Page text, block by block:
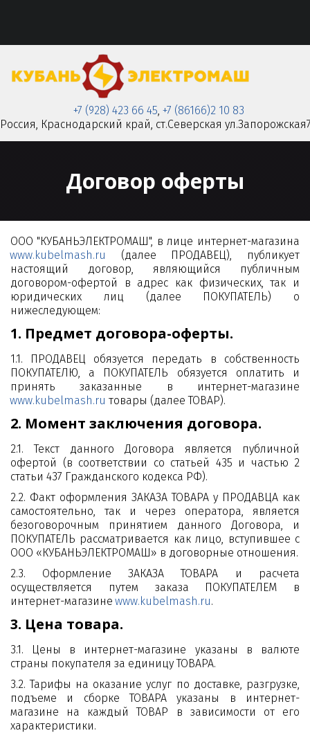
+7 (928) 423 66 45, +7 (86166)2 10 83
Россия, Краснодарский край, ст.Северская
Договор оферты
ООО "КУБАНЬЭЛЕКТРОМАШ", в лице интернет-магазина
www.kubelmash.ru
(далее ПРОДАВЕЦ), публикует
настоящий договор, являющийся публичным
договором-офертой в адрес как физических, так и
юридических лиц (далее ПОКУПАТЕЛЬ) о
нижеследующем:
1. Предмет договора-оферты.
1.1. ПРОДАВЕЦ обязуется передать в собственность
ПОКУПАТЕЛЮ, а ПОКУПАТЕЛЬ обязуется оплатить и
принять заказанные в интернет-магазине
www.kubelmash.ru товары (далее ТОВАР).
2. Момент заключения договора.
2.1. Текст данного Договора является публичной
офертой (в соответствии со статьей 435 и частью 2
статьи 437 Гражданского кодекса РФ).
2.2. Факт оформления ЗАКАЗА ТОВАРА у ПРОДАВЦА как
самостоятельно, так и через оператора, является
безоговорочным принятием данного Договора, и
ПОКУПАТЕЛЬ рассматривается как лицо, вступившее с
ООО «КУБАНЬЭЛЕКТРОМАШ» в договорные отношения.
2.3. Оформление ЗАКАЗА ТОВАРА и расчета
осуществляется путем заказа ПОКУПАТЕЛЕМ в
интернет-магазинеwww.kubelmash.ru.
3. Цена товара.
3.1. Цены в интернет-магазине указаны в валюте
страны покупателя за единицу ТОВАРА.
3.2. Тарифы на оказание услуг по доставке, разгрузке,
подъеме и сборке ТОВАРА указаны в интернет-
магазине на каждый ТОВАР в зависимости от его
характеристики.